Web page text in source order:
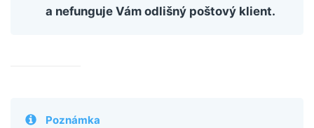
a nefunguje Vám odlišný poštový klient.
Poznámka